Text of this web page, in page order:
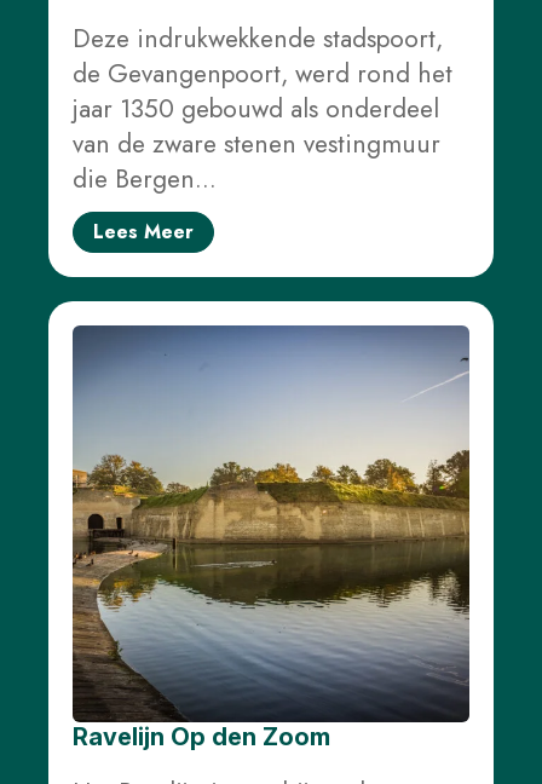
Deze indrukwekkende stadspoort,
de Gevangenpoort, werd rond het
jaar 1350 gebouwd als onderdeel
van de zware stenen vestingmuur
die Bergen…
Lees Meer
Ravelijn Op den Zoom